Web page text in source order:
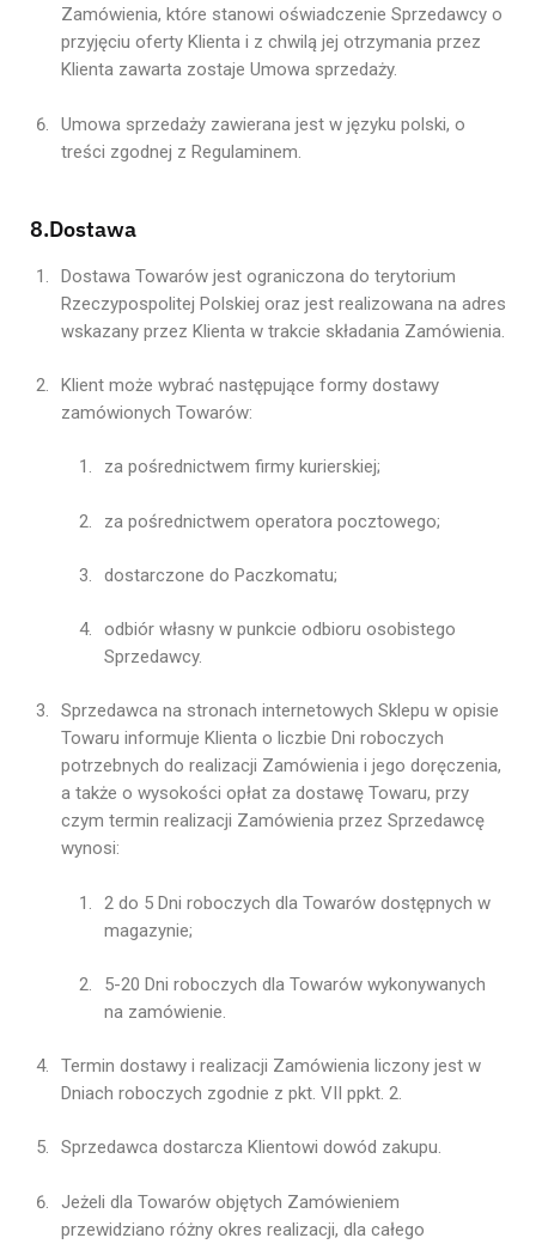
Zamówienia, które stanowi oświadczenie Sprzedawcy o
przyjęciu oferty Klienta i z chwilą jej otrzymania przez
Klienta zawarta zostaje Umowa sprzedaży.
Umowa sprzedaży zawierana jest w języku polski, o
treści zgodnej z Regulaminem.
8.Dostawa
Dostawa Towarów jest ograniczona do terytorium
Rzeczypospolitej Polskiej oraz jest realizowana na adres
wskazany przez Klienta w trakcie składania Zamówienia.
Klient może wybrać następujące formy dostawy
zamówionych Towarów:
za pośrednictwem firmy kurierskiej;
za pośrednictwem operatora pocztowego;
dostarczone do Paczkomatu;
odbiór własny w punkcie odbioru osobistego
Sprzedawcy.
Sprzedawca na stronach internetowych Sklepu w opisie
Towaru informuje Klienta o liczbie Dni roboczych
potrzebnych do realizacji Zamówienia i jego doręczenia,
a także o wysokości opłat za dostawę Towaru, przy
czym termin realizacji Zamówienia przez Sprzedawcę
wynosi:
2 do 5 Dni roboczych dla Towarów dostępnych w
magazynie;
5-20 Dni roboczych dla Towarów wykonywanych
na zamówienie.
Termin dostawy i realizacji Zamówienia liczony jest w
Dniach roboczych zgodnie z pkt. VII ppkt. 2.
Sprzedawca dostarcza Klientowi dowód zakupu.
Jeżeli dla Towarów objętych Zamówieniem
przewidziano różny okres realizacji, dla całego